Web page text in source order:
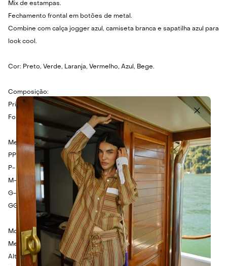
Mix de estampas.
Fechamento frontal em botões de metal.
Combine com calça jogger azul, camiseta branca e sapatilha azul para
look cool.
Cor: Preto, Verde, Laranja, Vermelho, Azul, Bege.
Composição:
Principal: 100% Seda.
Forro: 100% Algodão.
Medidas:
PP- Busto: 106cm - Cintura: 106cm - Comprimento: 62cm.
P- Busto: 110cm - Cintura: 110cm - Comprimento: 64cm.
M- Busto: 114cm - Cintura: 114cm - Comprimento: 66cm.
G- Busto: 118cm - Cintura: 118cm - Comprimento: 68cm.
GG- Busto: 122cm - Cintura: 122cm - Comprimento: 70cm.
Modelo veste tamanho P.
Medidas da Modelo:
Altura: 1.75cm